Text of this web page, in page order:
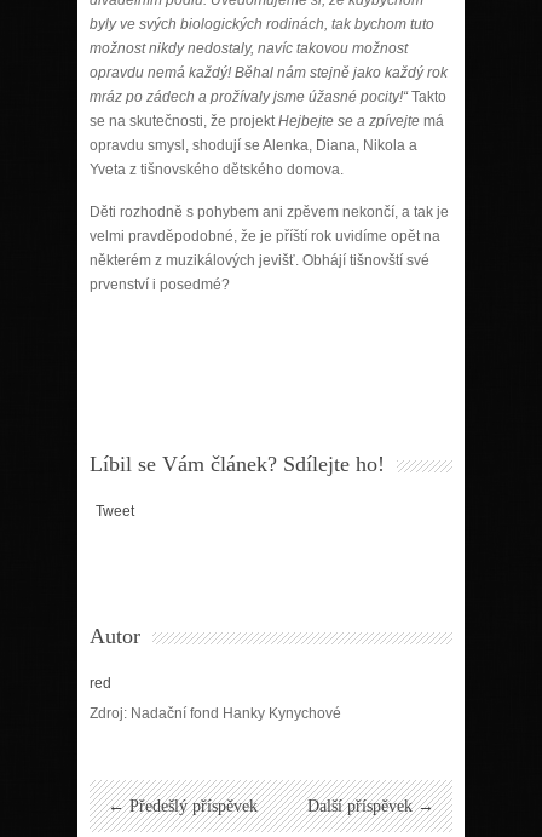
byly ve svých biologických rodinách, tak bychom tuto
možnost nikdy nedostaly, navíc takovou možnost
opravdu nemá každý! Běhal nám stejně jako každý rok
mráz po zádech a prožívaly jsme úžasné pocity!“Takto
se na skutečnosti, že projektHejbejte se a zpívejte má
opravdu smysl, shodují se Alenka, Diana, Nikola a
Yveta z tišnovského dětského domova.
Děti rozhodně s pohybem ani zpěvem nekončí, a tak je
velmi pravděpodobné, že je příští rok uvidíme opět na
některém z muzikálových jevišť. Obhájí tišnovští své
prvenství i posedmé?
Líbil se Vám článek? Sdílejte ho!
Tweet
Autor
red
Zdroj: Nadační fond Hanky Kynychové
← Předešlý příspěvek Další příspěvek →